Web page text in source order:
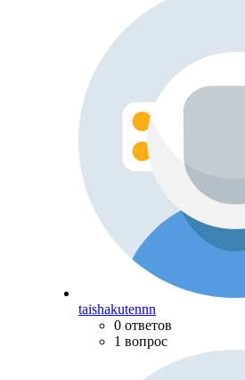
taishakutennn
0 ответов
1 вопрос